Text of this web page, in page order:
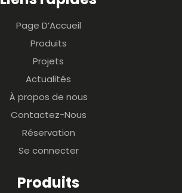
Page D’Accueil
Produits
Projets
Actualités
À propos de nous
Contactez-Nous
Réservation
Se connecter
Produits